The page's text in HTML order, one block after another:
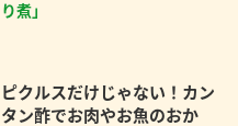
り煮」
ピクルスだけじゃない！カン
タン酢でお肉やお魚のおか